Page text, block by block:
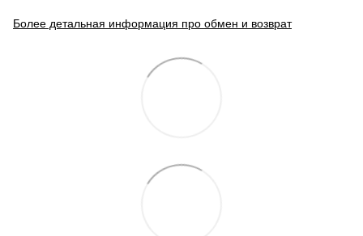
Более детальная информация про обмен и возврат